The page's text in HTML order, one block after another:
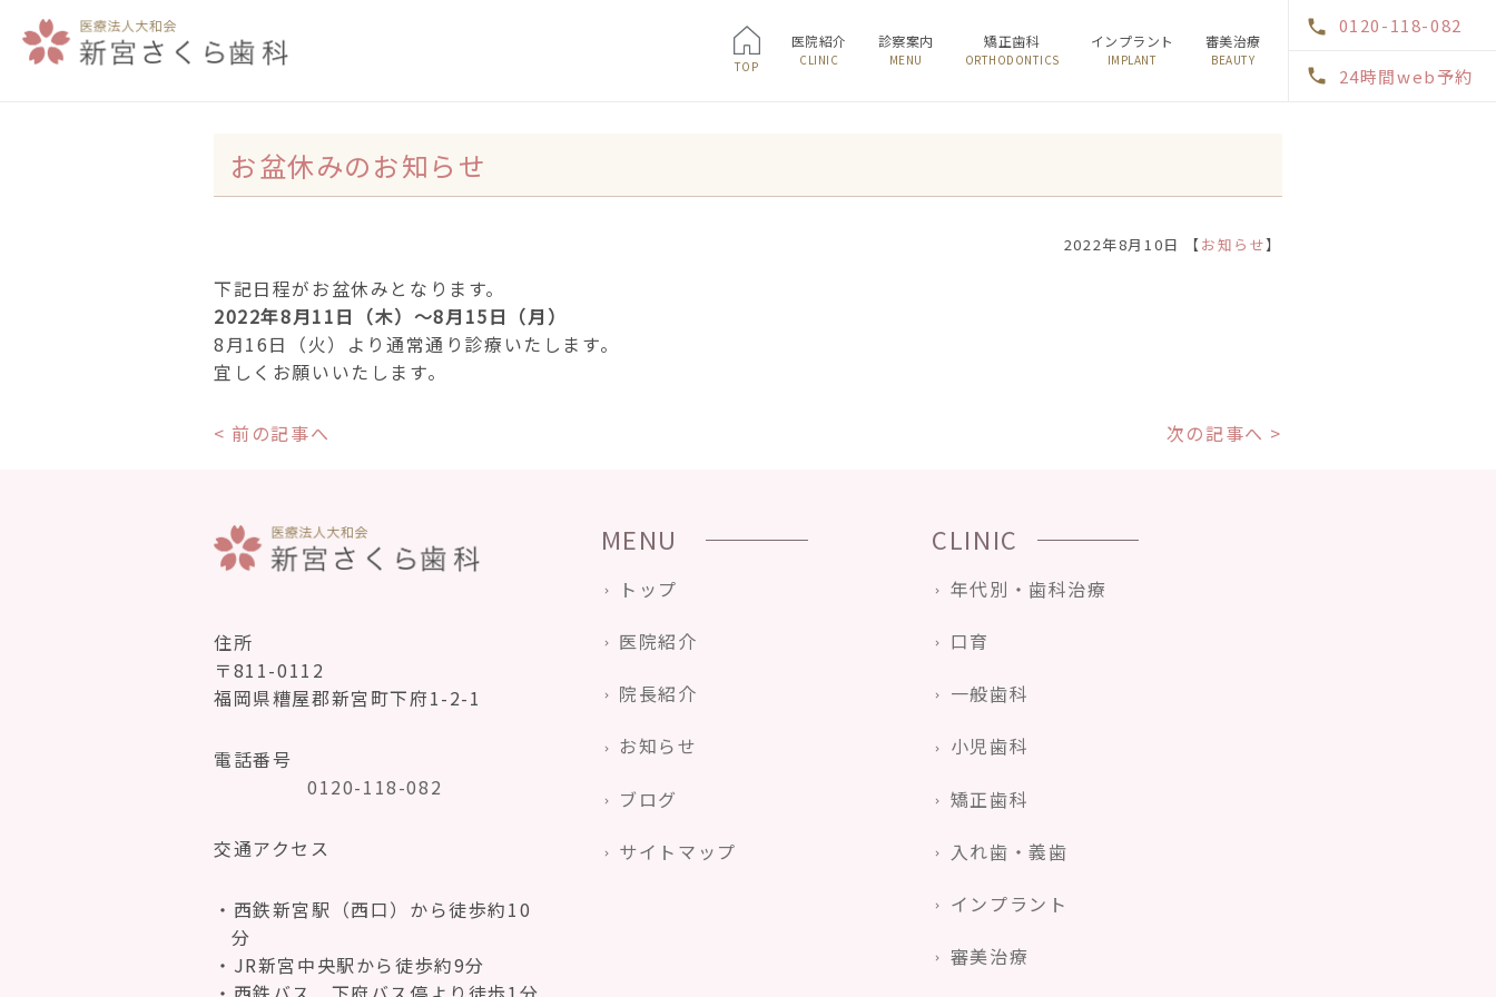
TOP
医院紹介
CLINIC
診察案内
MENU
矯正歯科
ORTHODONTICS
インプラント
IMPLANT
審美治療
BEAUTY
0120-118-082
24時間web予約
お盆休みのお知らせ
2022年8月10日 【お知らせ】
下記日程がお盆休みとなります。
2022年8月11日（木）〜8月15日（月）
8月16日（火）より通常通り診療いたします。
宜しくお願いいたします。
< 前の記事へ 次の記事へ >
住所
〒811-0112
福岡県糟屋郡新宮町下府1-2-1
電話番号
0120-118-082
交通アクセス
西鉄新宮駅（西口）から徒歩約10
分
JR新宮中央駅から徒歩約9分
MENU
トップ
医院紹介
院長紹介
お知らせ
ブログ
サイトマップ
CLINIC
年代別・歯科治療
口育
一般歯科
小児歯科
矯正歯科
入れ歯・義歯
インプラント
審美治療